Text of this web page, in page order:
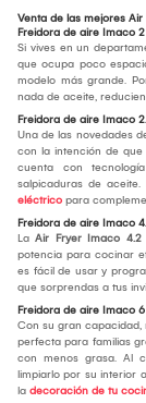
Venta de las mejores
Freidora de aire Imaco
Si vives en un
que ocupa poco
modelo más grande.
nada de aceite,
Freidora de aire Imaco
Una de las novedades
con la intención de
cuenta con
salpicaduras de
eléctrico para
Freidora de aire Imaco
La Air Fryer Imaco 4.2
potencia para cocinar
es fácil de usar y
que sorprendas a tus
Freidora de aire Imaco
Con su gran capacidad,
perfecta para familias
con menos grasa. Al
limpiarlo por su interior
la decoración de tu